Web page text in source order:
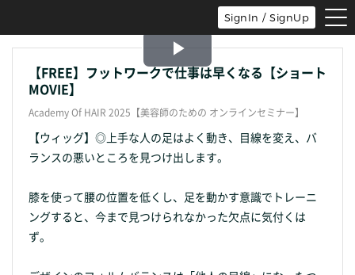
SignIn / SignUp
Play
Video
【FREE】フットワークで仕事は早くなる【ショート
MOVIE】
Academy Of HAIR 2025【美容師のための オンラインセミナー】
【ウィッグ】◎上手な人の足はよく動き、目線を変え、バ
ランスの悪いところを見つけ出します。
膝を使って腰の位置を低くし、足を動かす意識でトレーニ
ングすると、今まで見つけられなかった欠点に気付くは
ず。